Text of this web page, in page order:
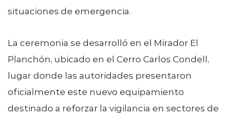
situaciones de emergencia.
La ceremonia se desarrolló en el Mirador El
Planchón, ubicado en el Cerro Carlos Condell,
lugar donde las autoridades presentaron
oficialmente este nuevo equipamiento
destinado a reforzar la vigilancia en sectores de